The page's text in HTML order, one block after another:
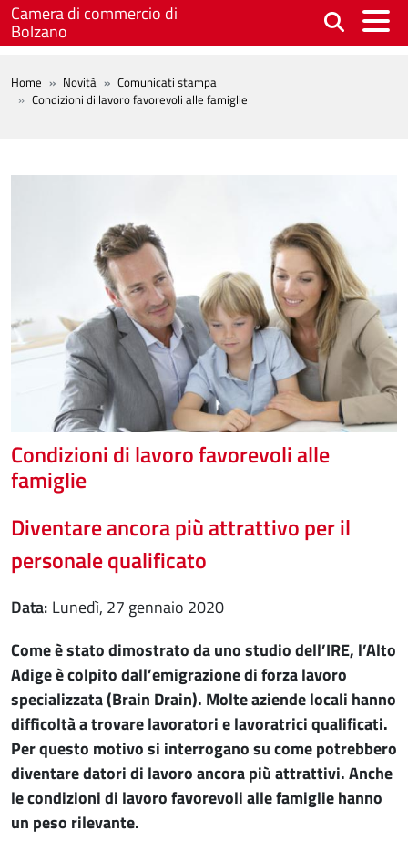
Salta al contenuto principale
Camera di commercio di
Bolzano
BREADCRUMB
Home Novità
Comunicati stampa
Condizioni di lavoro favorevoli alle famiglie
Condizioni di lavoro favorevoli alle
famiglie
Diventare ancora più attrattivo per il
personale qualificato
Data
lunedì, 27 gennaio 2020
Come è stato dimostrato da uno studio dell’IRE, l’Alto
Adige è colpito dall’emigrazione di forza lavoro
specializzata (Brain Drain). Molte aziende locali hanno
difficoltà a trovare lavoratori e lavoratrici qualificati.
Per questo motivo si interrogano su come potrebbero
diventare datori di lavoro ancora più attrattivi. Anche
le condizioni di lavoro favorevoli alle famiglie hanno
un peso rilevante.